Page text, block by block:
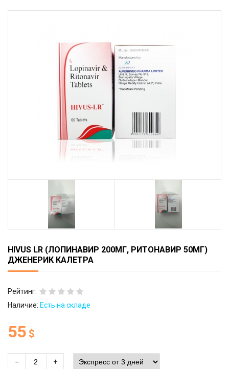
HIVUS LR (ЛОПИНАВИР 200МГ, РИТОНАВИР 50МГ)
ДЖЕНЕРИК КАЛЕТРА
Рейтинг:
Наличие: Есть на складе
55 $
− +